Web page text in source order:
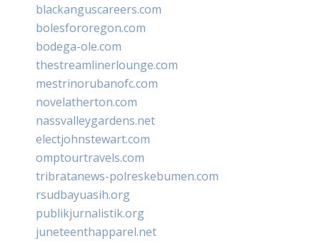
blackanguscareers.com
bolesfororegon.com
bodega-ole.com
thestreamlinerlounge.com
mestrinorubanofc.com
novelatherton.com
nassvalleygardens.net
electjohnstewart.com
omptourtravels.com
tribratanews-polreskebumen.com
rsudbayuasih.org
publikjurnalistik.org
juneteenthapparel.net